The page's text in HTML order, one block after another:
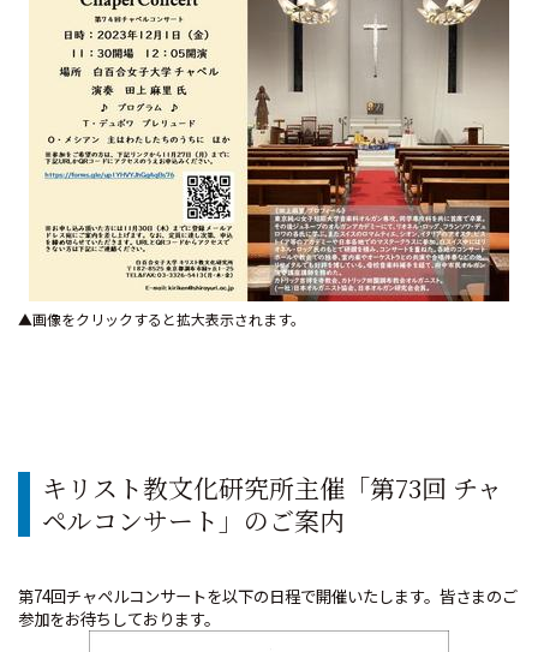
▲画像をクリックすると拡大表示されます。
キリスト教文化研究所主催「第73回 チャ
ペルコンサート」のご案内
第74回チャペルコンサートを以下の日程で開催いたします。皆さまのご
参加をお待ちしております。